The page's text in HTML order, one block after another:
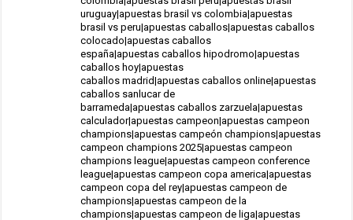
uruguay|apuestas brasil vs colombia|apuestas
brasil vs peru|apuestas caballos|apuestas caballos
colocado|apuestas caballos
españa|apuestas caballos hipodromo|apuestas
caballos hoy|apuestas
caballos madrid|apuestas caballos online|apuestas
caballos sanlucar de
barrameda|apuestas caballos zarzuela|apuestas
calculador|apuestas campeon|apuestas campeon
champions|apuestas campeón champions|apuestas
campeon champions 2025|apuestas campeon
champions league|apuestas campeon conference
league|apuestas campeon copa america|apuestas
campeon copa del rey|apuestas campeon de
champions|apuestas campeon de la
champions|apuestas campeon de liga|apuestas